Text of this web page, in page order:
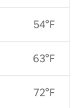
54°F
63°F
72°F